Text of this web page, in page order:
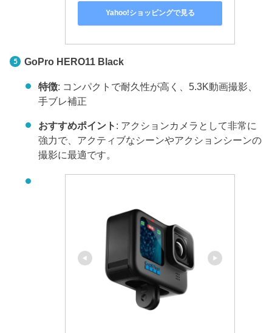
Yahoo!ショッピングで見る
GoPro HERO11 Black
特徴: コンパクトで耐久性が高く、5.3K動画撮影、
手ブレ補正
おすすめポイント : アクションカメラとして非常に
強力で、アクティブなシーンやアクションシーンの
撮影に最適です。